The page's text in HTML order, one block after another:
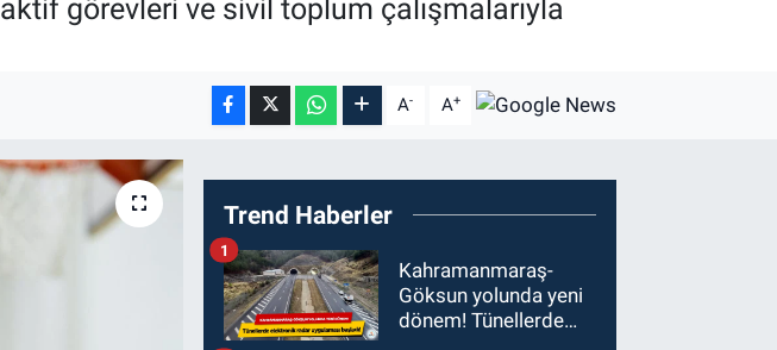
görevleri ve sivil toplum çalışmalarıyla
A- A+
Trend Haberler
Kahramanmaraş-
Göksun yolunda yeni
dönem! Tünellerde
1